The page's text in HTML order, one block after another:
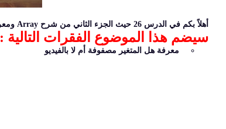
أهلاً بكم في الدرس 26 حيث الجزء الثاني من شرح Array ومعرفة هل المتغير عبارة عن مصفوفة أم لا
سيضم هذا الموضوع الفقرات التالية :
معرفة هل المتغير مصفوفة أم لا بالفيديو